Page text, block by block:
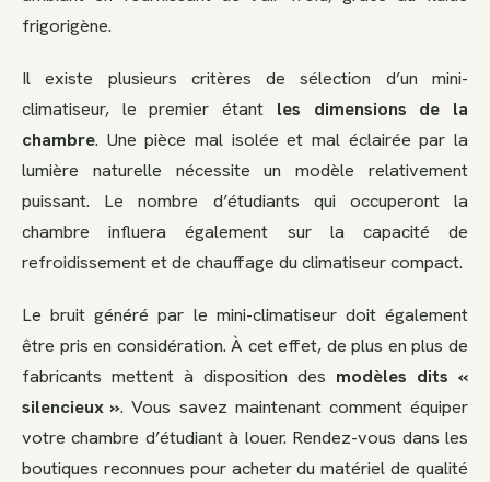
frigorigène.
Il existe plusieurs critères de sélection d’un mini-
climatiseur, le premier étant les dimensions de la
chambre. Une pièce mal isolée et mal éclairée par la
lumière naturelle nécessite un modèle relativement
puissant. Le nombre d’étudiants qui occuperont la
chambre influera également sur la capacité de
refroidissement et de chauffage du climatiseur compact.
Le bruit généré par le mini-climatiseur doit également
être pris en considération. À cet effet, de plus en plus de
fabricants mettent à disposition des modèles dits «
silencieux ». Vous savez maintenant comment équiper
votre chambre d’étudiant à louer. Rendez-vous dans les
boutiques reconnues pour acheter du matériel de qualité